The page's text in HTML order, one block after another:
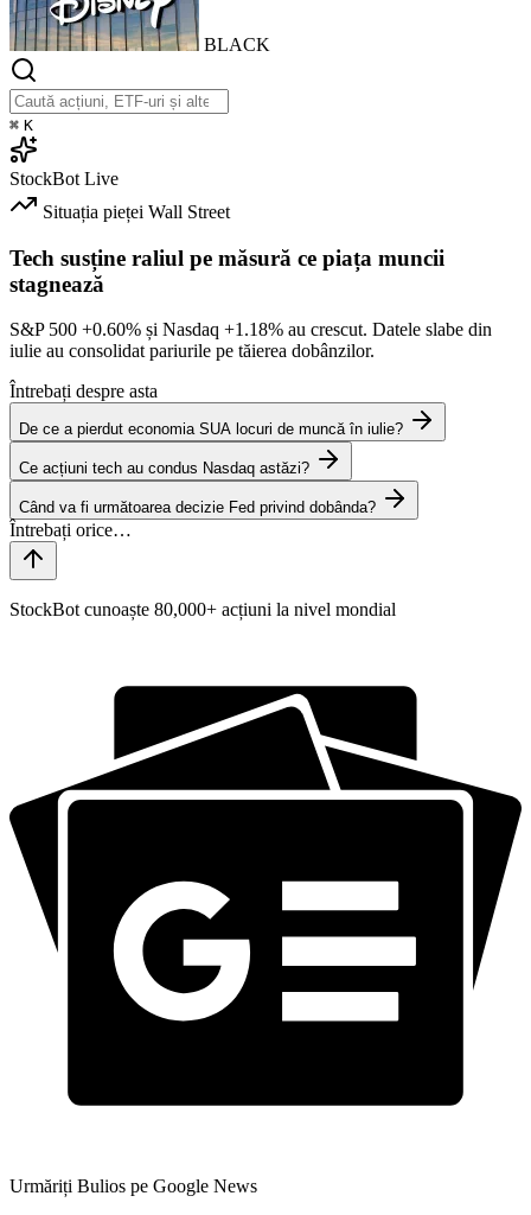
BLACK
⌘ K
StockBot Live
Situația pieței Wall Street
Tech susține raliul pe măsură ce piața muncii
stagnează
S&P 500 +0.60% și Nasdaq +1.18% au crescut. Datele slabe din
iulie au consolidat pariurile pe tăierea dobânzilor.
Întrebați despre asta
De ce a pierdut economia SUA locuri de muncă în iulie?
Ce acțiuni tech au condus Nasdaq astăzi?
Când va fi următoarea decizie Fed privind dobânda?
StockBot cunoaște 80,000+ acțiuni la nivel mondial
Urmăriți Bulios pe Google News